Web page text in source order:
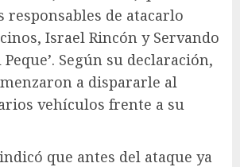
de atacarlo
Israel Rincón y Servando
Peque’. Según su declaración,
a dispararle al
vehículos frente a su
que antes del ataque ya